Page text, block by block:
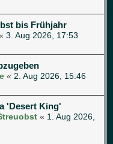
bis Frühjahr
3. Aug 2026, 17:53
« 2. Aug 2026, 15:46
'Desert King'
« 1. Aug 2026,